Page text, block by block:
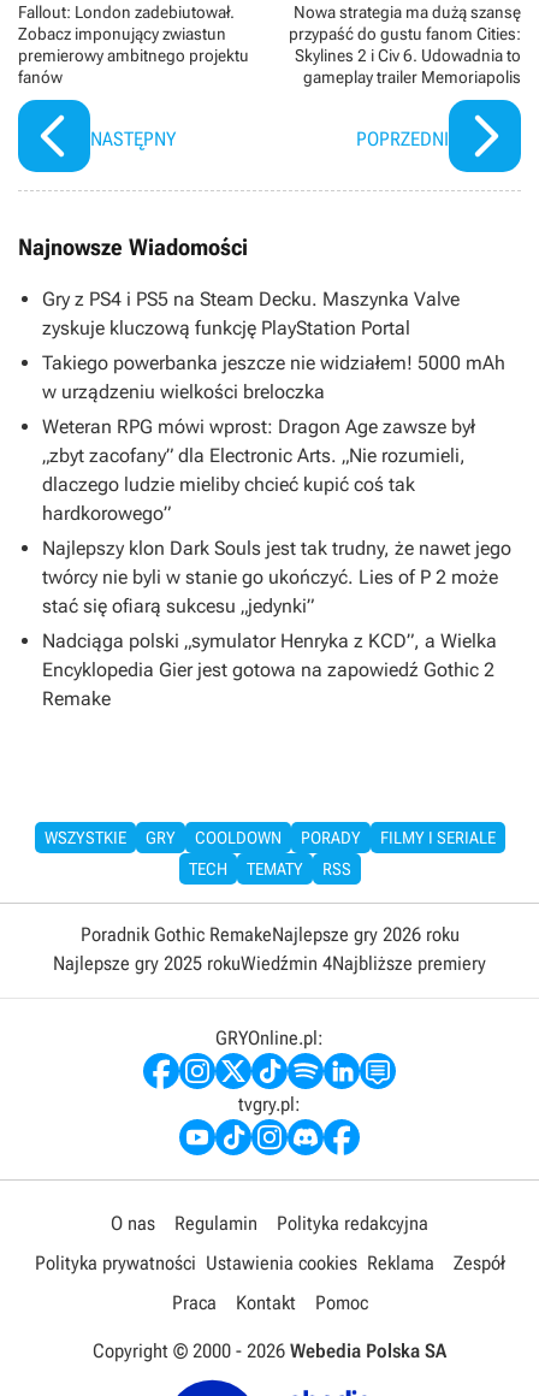
Fallout: London zadebiutował.
Zobacz imponujący zwiastun
premierowy ambitnego projektu
fanów
NASTĘPNY
Nowa strategia ma dużą szansę
przypaść do gustu fanom Cities:
Skylines 2 i Civ 6. Udowadnia to
gameplay trailer Memoriapolis
POPRZEDNI
Najnowsze Wiadomości
Gry z PS4 i PS5 na Steam Decku. Maszynka Valve
zyskuje kluczową funkcję PlayStation Portal
Takiego powerbanka jeszcze nie widziałem! 5000 mAh
w urządzeniu wielkości breloczka
Weteran RPG mówi wprost: Dragon Age zawsze był
„zbyt zacofany” dla Electronic Arts. „Nie rozumieli,
dlaczego ludzie mieliby chcieć kupić coś tak
hardkorowego”
Najlepszy klon Dark Souls jest tak trudny, że nawet jego
twórcy nie byli w stanie go ukończyć. Lies of P 2 może
stać się ofiarą sukcesu „jedynki”
Nadciąga polski „symulator Henryka z KCD”, a Wielka
Encyklopedia Gier jest gotowa na zapowiedź Gothic 2
Remake
WSZYSTKIE GRY COOLDOWN PORADY
FILMY I SERIALE
TECH
TEMATY RSS
Poradnik Gothic RemakeNajlepsze gry 2026 roku
Najlepsze gry 2025 rokuWiedźmin 4Najbliższe premiery
GRYOnline.pl:
tvgry.pl:
O nas Regulamin
Polityka redakcyjna
Polityka prywatności Ustawienia cookies Reklama
Zespół
Praca
Kontakt Pomoc
Copyright © 2000 - 2026 Webedia Polska SA